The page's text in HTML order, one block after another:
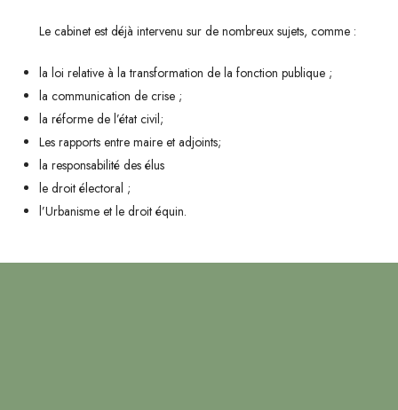
Le cabinet est déjà intervenu sur de nombreux sujets, comme :
la loi relative à la transformation de la fonction publique ;
la communication de crise ;
la réforme de l’état civil;
Les rapports entre maire et adjoints;
la responsabilité des élus
le droit électoral ;
l’Urbanisme et le droit équin.